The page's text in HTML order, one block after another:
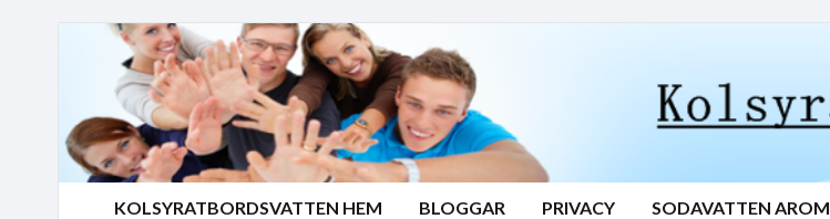
KOLSYRATBORDSVATTEN HEM BLOGGAR PRIVACY SODAVATTEN AROM